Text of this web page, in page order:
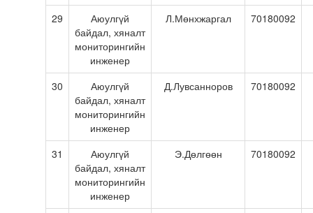
29
Аюулгүй
байдал, хяналт
мониторингийн
инженер
Л.Мөнхжаргал 70180092
30
Аюулгүй
байдал, хяналт
мониторингийн
инженер
Д.Лувсанноров 70180092
31
Аюулгүй
байдал, хяналт
мониторингийн
инженер
Э.Дөлгөөн 70180092